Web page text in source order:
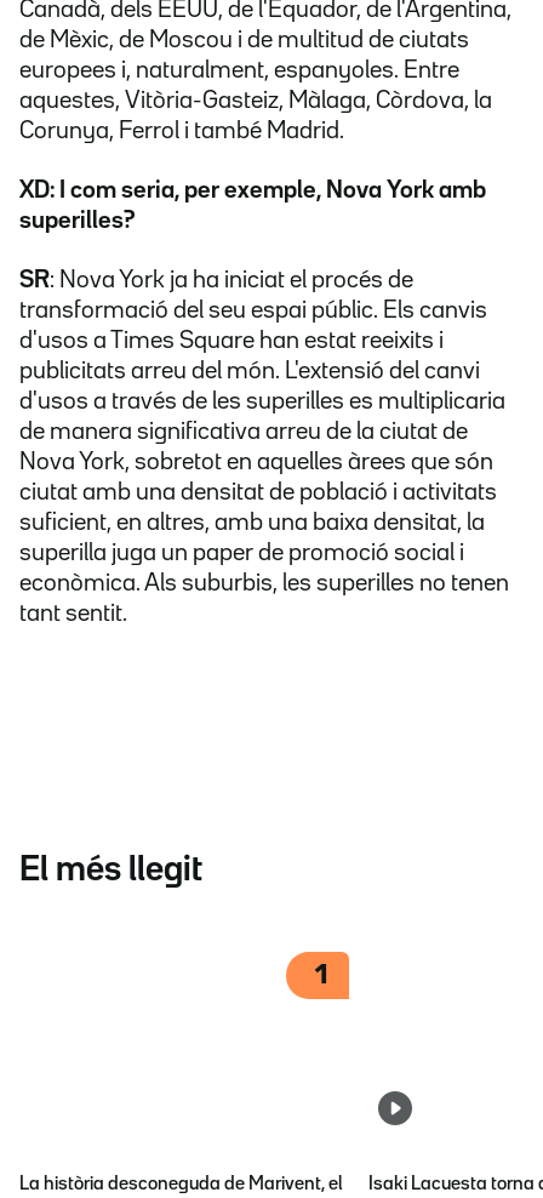
Canadà, dels EEUU, de l'Equador, de l'Argentina,
de Mèxic, de Moscou i de multitud de ciutats
europees i, naturalment, espanyoles. Entre
aquestes, Vitòria-Gasteiz, Màlaga, Còrdova, la
Corunya, Ferrol i també Madrid.
XD: I com seria, per exemple, Nova York amb
superilles?
SR: Nova York ja ha iniciat el procés de
transformació del seu espai públic. Els canvis
d'usos a Times Square han estat reeixits i
publicitats arreu del món. L'extensió del canvi
d'usos a través de les superilles es multiplicaria
de manera significativa arreu de la ciutat de
Nova York, sobretot en aquelles àrees que són
ciutat amb una densitat de població i activitats
suficient, en altres, amb una baixa densitat, la
superilla juga un paper de promoció social i
econòmica. Als suburbis, les superilles no tenen
tant sentit.
El més llegit
1
La història desconeguda de Marivent, el
Isaki Lacuesta torna